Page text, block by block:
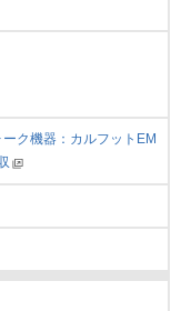
ク機器：カルフットEM